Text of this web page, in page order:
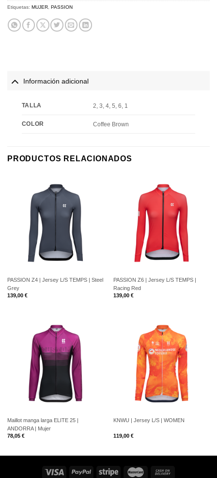
Etiquetas: MUJER PASSION
Información adicional
TALLA 2, 3, 4, 5, 6, 1
COLOR Coffee Brown
PRODUCTOS RELACIONADOS
PASSION Z4 | Jersey L/S TEMPS | Steel
Grey
139,00 €
PASSION Z6 | Jersey L/S TEMPS |
Racing Red
139,00 €
Maillot manga larga ELITE 25 |
ANDORRA | Mujer
78,05 €
KNWU | Jersey L/S | WOMEN
119,00 €